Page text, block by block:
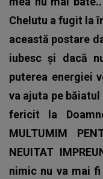
Chelutu a fugit la
această postare
iubesc și dacă
puterea energiei
va ajuta pe
fericit la
MULTUMIM
NEUITAT
nimic nu va mai fi